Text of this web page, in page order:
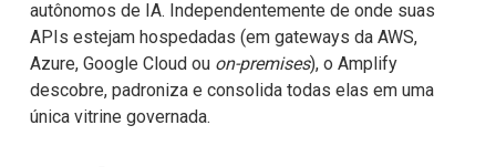
autônomos de IA. Independentemente de onde suas
APIs estejam hospedadas (em gateways da AWS,
Azure, Google Cloud ou on-premises), o Amplify
descobre, padroniza e consolida todas elas em uma
única vitrine governada.